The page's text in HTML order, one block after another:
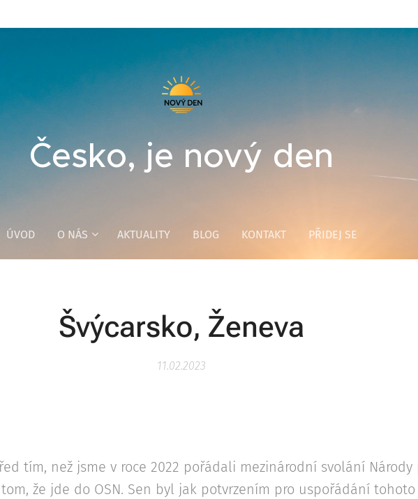
Česko, je nový den
ÚVOD O NÁS AKTUALITY BLOG KONTAKT PŘIDEJ SE
Švýcarsko, Ženeva
11.02.2023
tím, než jsme v roce 2022 pořádali mezinárodní svolání Národy
že jde do OSN. Sen byl jak potvrzením pro uspořádání